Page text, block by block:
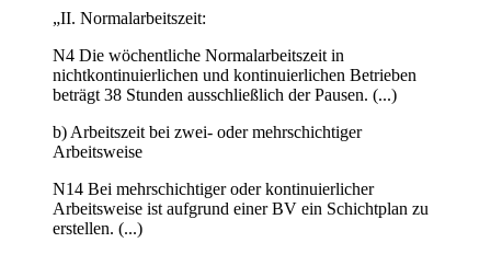
„II. Normalarbeitszeit:
N4 Die wöchentliche Normalarbeitszeit in
nichtkontinuierlichen und kontinuierlichen Betrieben
beträgt 38 Stunden ausschließlich der Pausen. (...)
b) Arbeitszeit bei zwei- oder mehrschichtiger
Arbeitsweise
N14 Bei mehrschichtiger oder kontinuierlicher
Arbeitsweise ist aufgrund einer BV ein Schichtplan zu
erstellen. (...)